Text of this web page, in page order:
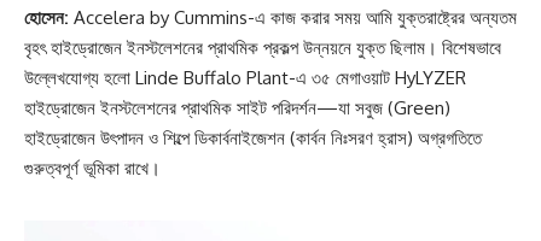
হোসেন: Accelera by Cummins-এ কাজ করার সময় আমি যুক্তরাষ্ট্রের অন্যতম
বৃহৎ হাইড্রোজেন ইনস্টলেশনের প্রাথমিক প্রকল্প উন্নয়নে যুক্ত ছিলাম। বিশেষভাবে
উল্লেখযোগ্য হলো Linde Buffalo Plant-এ ৩৫ মেগাওয়াট HyLYZER
হাইড্রোজেন ইনস্টলেশনের প্রাথমিক সাইট পরিদর্শন—যা সবুজ (Green)
হাইড্রোজেন উৎপাদন ও শিল্পে ডিকার্বনাইজেশন (কার্বন নিঃসরণ হ্রাস) অগ্রগতিতে
গুরুত্বপূর্ণ ভূমিকা রাখে।